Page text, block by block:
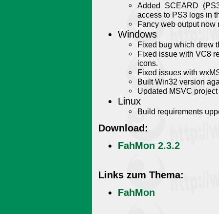
Added SCEARD
access to PS3 logs in
Fancy web output now
Windows
Fixed bug which drew
Fixed issue with VC8
icons.
Fixed issues with
Built Win32 version
Updated MSVC
Linux
Build requirements
Download:
FahMon 2.3.2
Links zum Thema:
FahMon